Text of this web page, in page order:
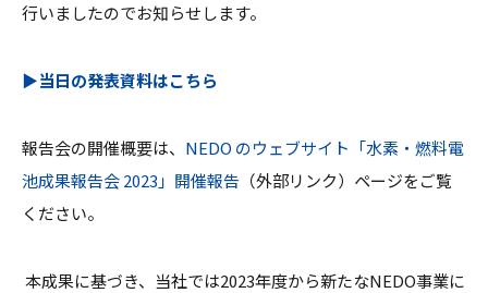
行いましたのでお知らせします。
▶当日の発表資料はこちら
報告会の開催概要は、 NEDO のウェブサイト「⽔素・燃料電
池成果報告会 2023」開催報告 （外部リンク）ページをご覧
ください。
本成果に基づき、当社では2023年度から新たなNEDO事業に